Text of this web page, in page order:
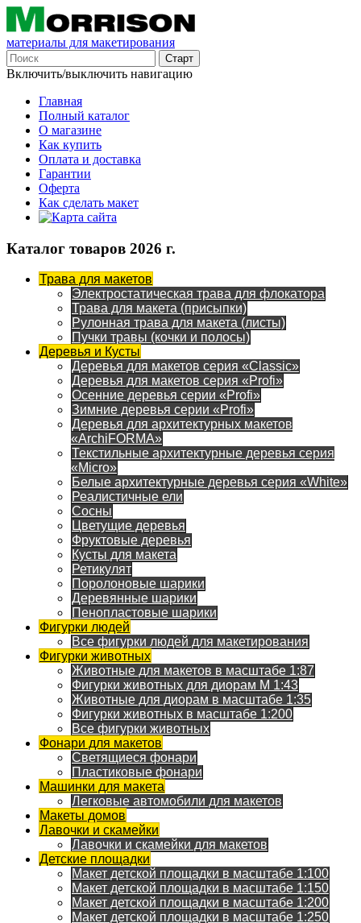
материалы для макетирования
Включить/выключить навигацию
Главная
Полный каталог
О магазине
Как купить
Оплата и доставка
Гарантии
Оферта
Как сделать макет
Каталог товаров 2026 г.
Трава для макетов
Электростатическая трава для флокатора
Трава для макета (присыпки)
Рулонная трава для макета (листы)
Пучки травы (кочки и полосы)
Деревья и Кусты
Деревья для макетов серия «Classic»
Деревья для макетов серия «Profi»
Осенние деревья серии «Profi»
Зимние деревья серии «Profi»
Деревья для архитектурных макетов
«ArchiFORMA»
Текстильные архитектурные деревья серия
«Micro»
Белые архитектурные деревья серия «White»
Реалистичные ели
Сосны
Цветущие деревья
Фруктовые деревья
Кусты для макета
Ретикулят
Поролоновые шарики
Деревянные шарики
Пенопластовые шарики
Фигурки людей
Все фигурки людей для макетирования
Фигурки животных
Животные для макетов в масштабе 1:87
Фигурки животных для диорам М 1:43
Животные для диорам в масштабе 1:35
Фигурки животных в масштабе 1:200
Все фигурки животных
Фонари для макетов
Светящиеся фонари
Пластиковые фонари
Машинки для макета
Легковые автомобили для макетов
Макеты домов
Лавочки и скамейки
Лавочки и скамейки для макетов
Детские площадки
Макет детской площадки в масштабе 1:100
Макет детской площадки в масштабе 1:150
Макет детской площадки в масштабе 1:200
Макет детской площадки в масштабе 1:250